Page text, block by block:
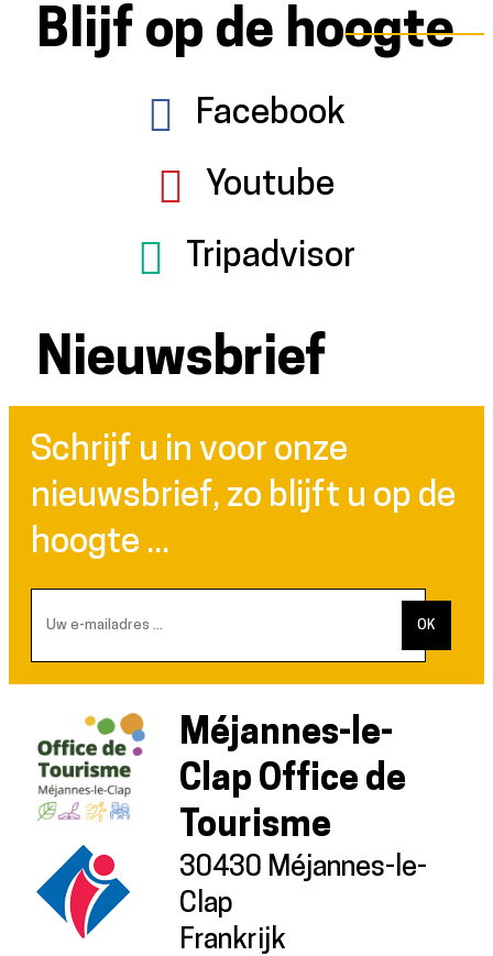
Blijf op de hoogte
Facebook
Youtube
Tripadvisor
Nieuwsbrief
Schrijf u in voor onze
nieuwsbrief, zo blijft u op de
hoogte ...
Méjannes-le-
Clap Office de
Tourisme
30430 Méjannes-le-
Clap
Frankrijk